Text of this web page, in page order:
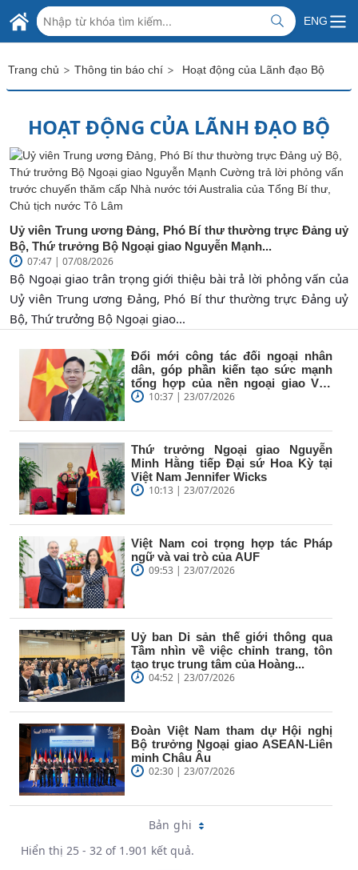
Skip to Main Content
BỘ NGOẠI GIAO VIỆT NAM
MINISTRY OF FOREIGN AFFAIRS
ENG
Trang chủ > Thông tin báo chí > Hoạt động của Lãnh đạo Bộ
HOẠT ĐỘNG CỦA LÃNH ĐẠO BỘ
Uỷ viên Trung ương Đảng, Phó Bí thư thường trực Đảng uỷ
Bộ, Thứ trưởng Bộ Ngoại giao Nguyễn Mạnh...
07:47 | 07/08/2026
Bộ Ngoại giao trân trọng giới thiệu bài trả lời phỏng vấn của
Uỷ viên Trung ương Đảng, Phó Bí thư thường trực Đảng uỷ
Bộ, Thứ trưởng Bộ Ngoại giao...
Đổi mới công tác đối ngoại nhân
dân, góp phần kiến tạo sức mạnh
tổng hợp của nền ngoại giao Việt
Nam10:37 | 23/07/2026
Thứ trưởng Ngoại giao Nguyễn
Minh Hằng tiếp Đại sứ Hoa Kỳ tại
Việt Nam Jennifer Wicks
10:13 | 23/07/2026
Việt Nam coi trọng hợp tác Pháp
ngữ và vai trò của AUF
09:53 | 23/07/2026
Uỷ ban Di sản thế giới thông qua
Tầm nhìn về việc chỉnh trang, tôn
tạo trục trung tâm của Hoàng...
04:52 | 23/07/2026
Đoàn Việt Nam tham dự Hội nghị
Bộ trưởng Ngoại giao ASEAN-Liên
minh Châu Âu
02:30 | 23/07/2026
Bản ghi
Hiển thị 25 - 32 of 1.901 kết quả.